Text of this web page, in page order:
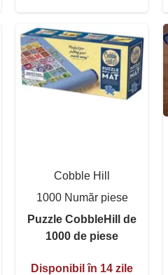
Cobble Hill
1000 Număr piese
Puzzle CobbleHill de
1000 de piese
Disponibil în 14 zile